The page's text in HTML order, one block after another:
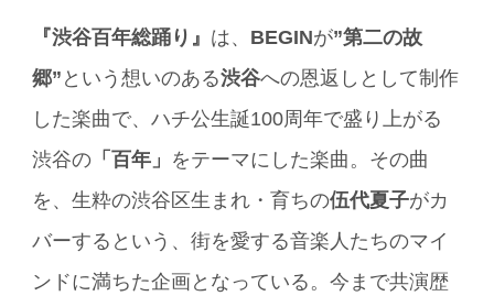
『渋谷百年総踊り』 は、 BEGINが”第二の故
郷” という想いのある渋谷への恩返しとして制作
した楽曲で、ハチ公生誕100周年で盛り上がる
渋谷の 「百年」 をテーマにした楽曲。その曲
を、生粋の渋谷区生まれ・育ちの伍代夏子がカ
バーするという、街を愛する音楽人たちのマイ
ンドに満ちた企画となっている。今まで共演歴